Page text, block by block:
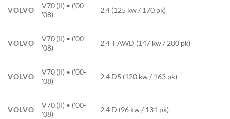
VOLVO
V70 (II) • ('00-
'08)
2.4 (125 kw / 170 pk)
VOLVO
V70 (II) • ('00-
'08)
2.4 T AWD (147 kw / 200 pk)
VOLVO
V70 (II) • ('00-
'08)
2.4 D5 (120 kw / 163 pk)
VOLVO
V70 (II) • ('00-
'08)
2.4 D (96 kw / 131 pk)